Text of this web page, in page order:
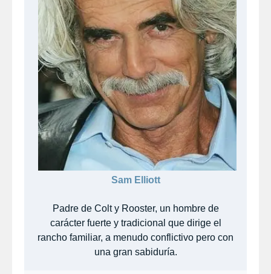
Sam Elliott
Padre de Colt y Rooster, un hombre de
carácter fuerte y tradicional que dirige el
rancho familiar, a menudo conflictivo pero con
una gran sabiduría.